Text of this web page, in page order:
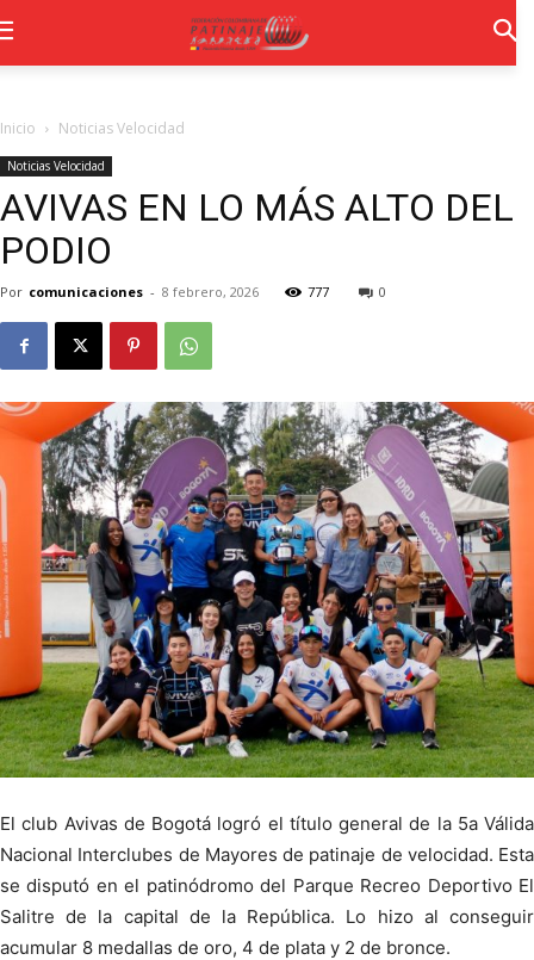
Inicio Noticias Velocidad
Noticias Velocidad
AVIVAS EN LO MÁS ALTO DEL
PODIO
Por comunicaciones - 8 febrero, 2026 777 0
El club Avivas de Bogotá logró el título general de la 5a Válida
Nacional Interclubes de Mayores de patinaje de velocidad. Esta
se disputó en el patinódromo del Parque Recreo Deportivo El
Salitre de la capital de la República. Lo hizo al conseguir
acumular 8 medallas de oro, 4 de plata y 2 de bronce.